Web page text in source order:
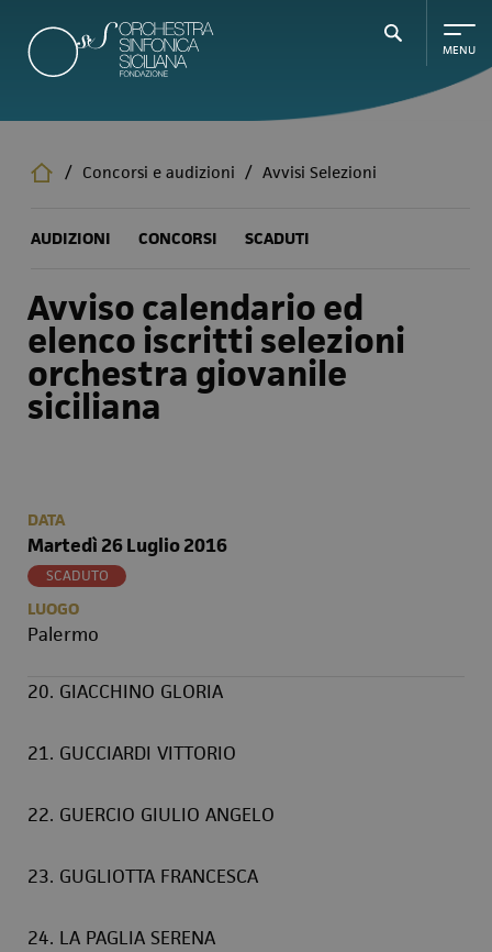
contenuto
principale
/ Concorsi e audizioni / Avvisi Selezioni
AUDIZIONI CONCORSI SCADUTI
Avviso calendario ed
elenco iscritti selezioni
orchestra giovanile
siciliana
DATA
Martedì 26 Luglio 2016
SCADUTO
LUOGO
Palermo
20. GIACCHINO GLORIA
21. GUCCIARDI VITTORIO
22. GUERCIO GIULIO ANGELO
23. GUGLIOTTA FRANCESCA
24. LA PAGLIA SERENA